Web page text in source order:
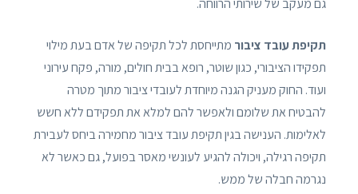
גם מעקב של שירותי הרווחה.
תקיפת עובד ציבור מתייחסת לכל תקיפה של אדם בעת מילוי
תפקידו הציבורי, כגון שוטר, רופא בבית חולים, מורה, פקח עירוני
ועוד. החוק מעניק הגנה מיוחדת לעובדי ציבור מתוך מטרה
להבטיח את שלומם ולאפשר להם למלא את תפקידם ללא חשש
לאלימות. הענישה בגין תקיפת עובד ציבור מחמירה ביחס לעבירת
תקיפה רגילה, ויכולה להגיע לעונשי מאסר בפועל, גם כאשר לא
נגרמה חבלה של ממש.